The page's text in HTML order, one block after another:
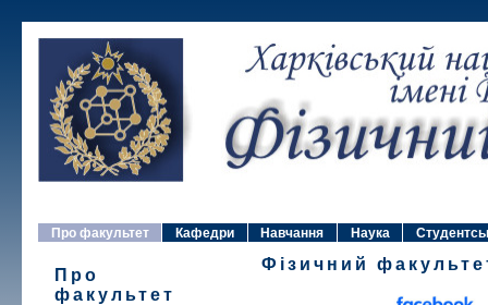
Про факультет Кафедри Навчання Наука
Про
факультет
Фізичний